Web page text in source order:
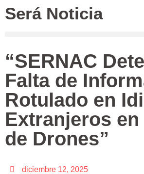
Será Noticia
“SERNAC
Falta de
Rotulado en
Extranjeros en
de Drones”
diciembre 12, 2025